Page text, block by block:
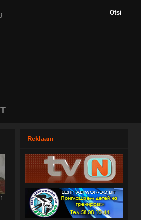
Reklaam